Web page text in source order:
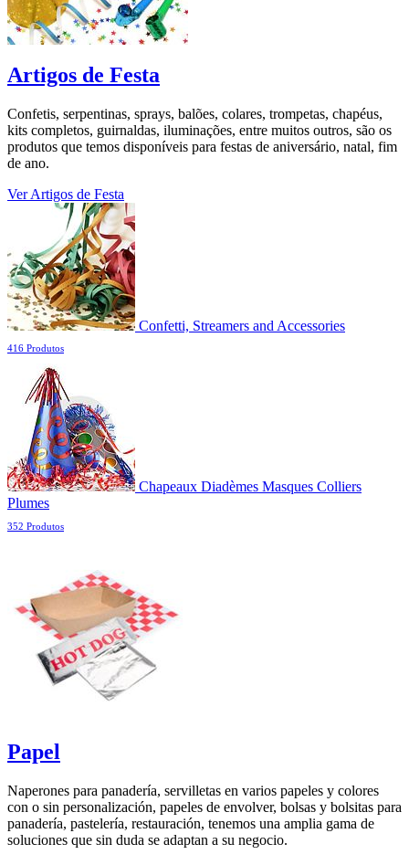
Artigos de Festa
Confetis, serpentinas, sprays, balões, colares, trompetas, chapéus,
kits completos, guirnaldas, iluminações, entre muitos outros, são os
produtos que temos disponíveis para festas de aniversário, natal, fim
de ano.
Ver Artigos de Festa
Confetti, Streamers and Accessories
416 Produtos
Chapeaux Diadèmes Masques Colliers
Plumes
352 Produtos
Papel
Naperones para panadería, servilletas en varios papeles y colores
con o sin personalización, papeles de envolver, bolsas y bolsitas para
panadería, pastelería, restauración, tenemos una amplia gama de
soluciones que sin duda se adaptan a su negocio.